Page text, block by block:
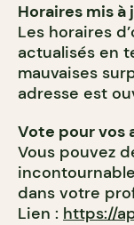
Horaires mis
Les horaires
actualisés en
mauvaises
adresse est
Vote pour vos
Vous pouvez
dans votre
Lien : https://